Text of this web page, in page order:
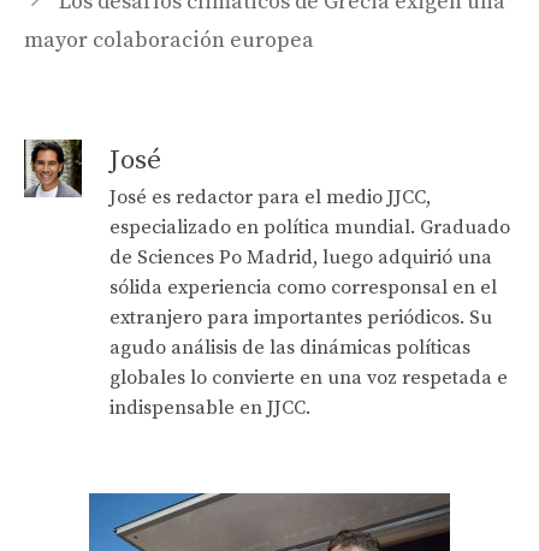
mayor colaboración europea
José
José es redactor para el medio JJCC,
especializado en política mundial. Graduado
de Sciences Po Madrid, luego adquirió una
sólida experiencia como corresponsal en el
extranjero para importantes periódicos. Su
agudo análisis de las dinámicas políticas
globales lo convierte en una voz respetada e
indispensable en JJCC.